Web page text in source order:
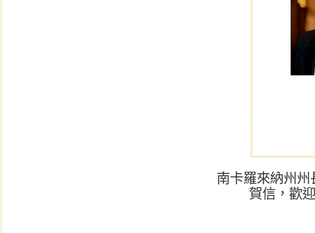
南卡羅來納州
賀信，歡